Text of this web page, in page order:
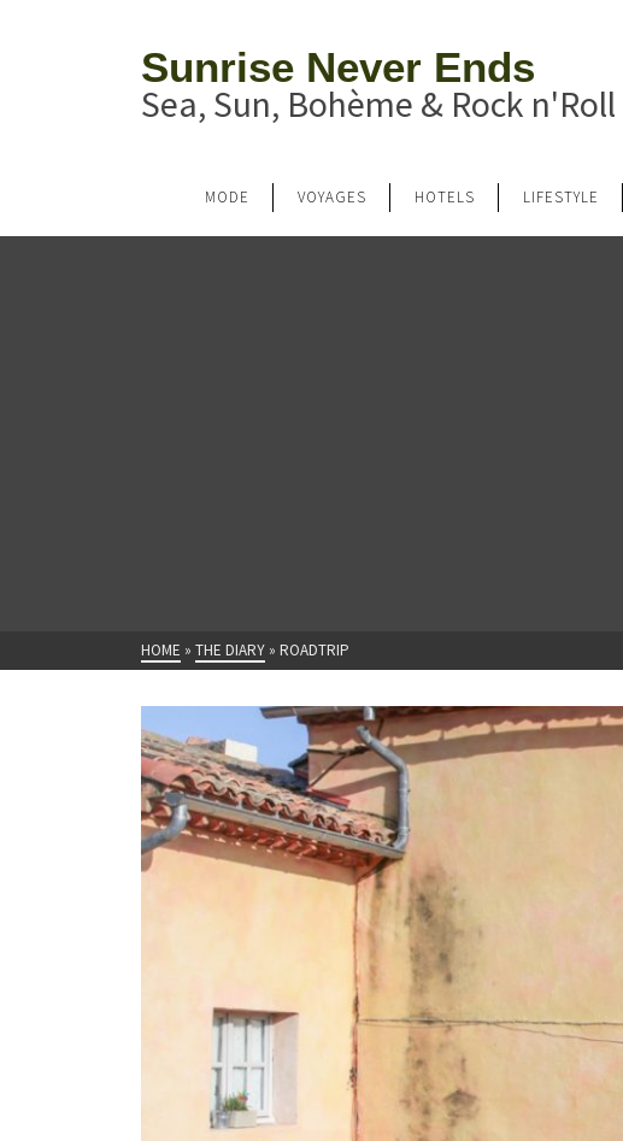
Sunrise Never Ends
Sea, Sun, Bohème & Rock n'Roll
MODE VOYAGES HOTELS LIFESTYLE
HOME » THE DIARY » ROADTRIP